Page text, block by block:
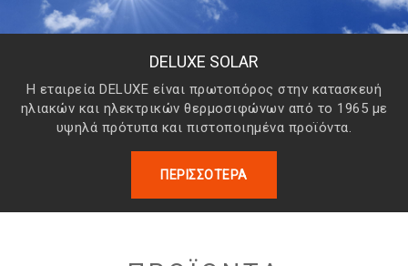
DELUXE SOLAR
Η εταιρεία DELUXE είναι πρωτοπόρος στην κατασκευή
ηλιακών και ηλεκτρικών θερμοσιφώνων από το 1965 με
υψηλά πρότυπα και πιστοποιημένα προϊόντα.
ΠΕΡΙΣΣΌΤΕΡΑ